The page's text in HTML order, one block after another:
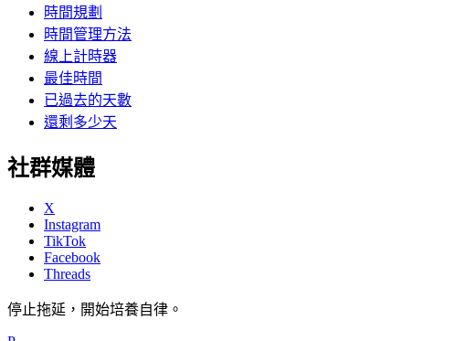
時間規劃
時間管理方法
線上計時器
最佳時間
已過去的天數
還剩多少天
社群媒體
X
Instagram
TikTok
Facebook
Threads
停止拖延，開始培養自律。